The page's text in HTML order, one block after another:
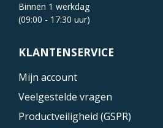
Binnen 1 werkdag
(09:00 - 17:30 uur)
KLANTENSERVICE
Mijn account
Veelgestelde vragen
Productveiligheid (GSPR)